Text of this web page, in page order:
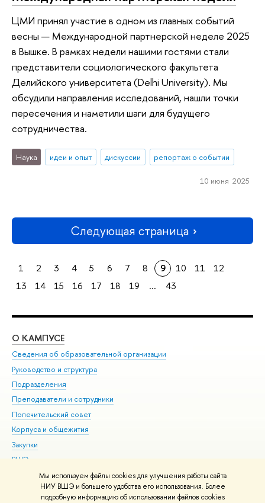
Мы используем файлы cookies для улучшения работы сайта
НИУ ВШЭ и большего удобства его использования. Более
подробную информацию об использовании файлов cookies
ЦМИ принял участие в одном из главных событий
весны — Международной партнерской неделе 2025
в Вышке. В рамках недели нашими гостями стали
представители социологического факультета
Делийского университета (Delhi University). Мы
обсудили направления исследований, нашли точки
пересечения и наметили шаги для будущего
сотрудничества.
Наука идеи и опыт дискуссии репортаж о событии
10 июня 2025
Следующая страница
1 2 3 4 5 6 7 8 9 10 11
12
13
14 15 16 17 18 19 ... 43
О КАМПУСЕ
Сведения об образовательной организации
Руководство и структура
Подразделения
Преподаватели и сотрудники
Попечительский совет
Корпуса и общежития
Закупки
ВШЭ для студентов с ограниченными возможностями
здоровья и инвалидностью
Версия для слабовидящих
Единая платежная страница